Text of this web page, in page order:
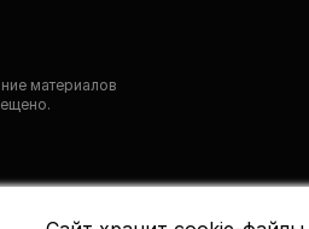
материалов